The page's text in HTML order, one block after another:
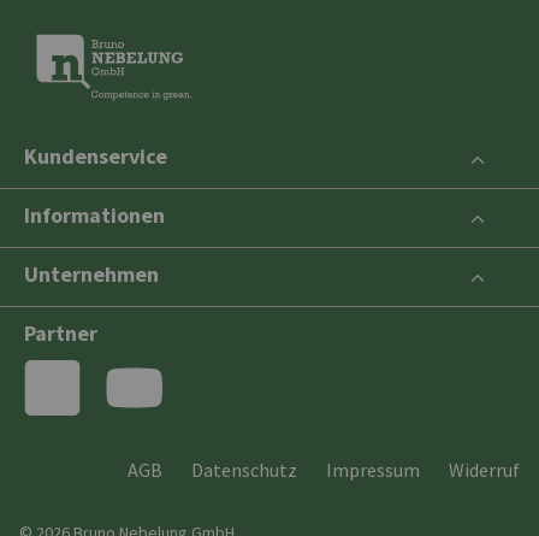
Kundenservice
Informationen
Unternehmen
Partner
AGB Datenschutz Impressum Widerruf